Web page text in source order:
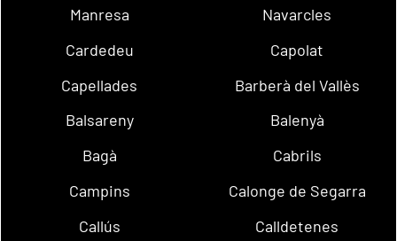
Manresa
Navarcles
Cardedeu
Capolat
Capellades
Barberà del Vallès
Balsareny
Balenyà
Bagà
Cabrils
Campins
Calonge de Segarra
Callús
Calldetenes